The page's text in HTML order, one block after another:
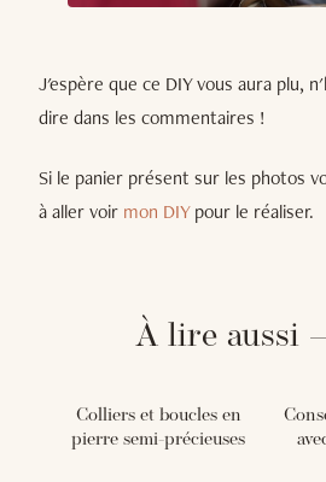
J'espère que ce DIY vous aura plu,
dire dans les commentaires !
Si le panier présent sur les photos
à aller voir mon DIYpour le réaliser.
À lire aussi
Colliers et boucles en
pierre semi-précieuses